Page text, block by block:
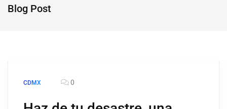
Blog Post
CDMX 0